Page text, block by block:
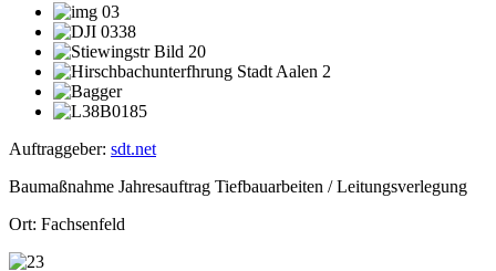
Auftraggeber: sdt.net
Baumaßnahme Jahresauftrag Tiefbauarbeiten / Leitungsverlegung
Ort: Fachsenfeld